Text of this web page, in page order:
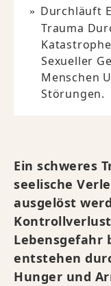
Durchläuft
Trauma
Sexueller
Menschen
Störungen.
Ein schweres
seelische
ausgelöst
Lebensgefahr
entstehen
Hunger und